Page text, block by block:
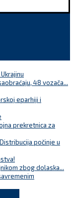
48 vozača...
eparhiji i
prekretnica za
počinje u
zbog dolaska...